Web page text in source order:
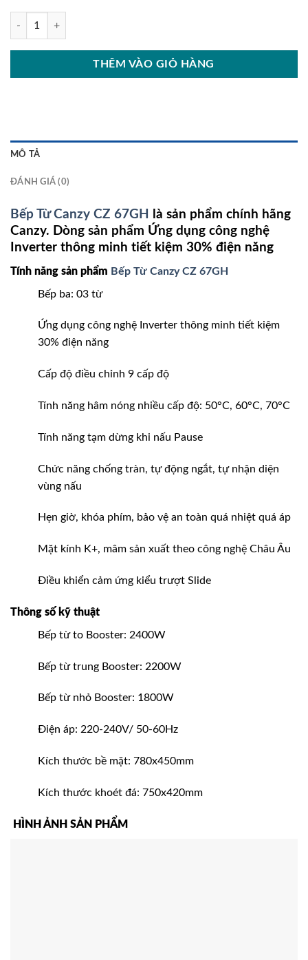
Bếp Từ Canzy CZ 67GH số lượng
THÊM VÀO GIỎ HÀNG
MÔ TẢ
ĐÁNH GIÁ (0)
Bếp Từ Canzy CZ 67GH
là sản phẩm chính hãng
Canzy. Dòng sản phẩm Ứng dụng công nghệ
Inverter thông minh tiết kiệm 30% điện năng
Tính năng sản phẩm Bếp Từ Canzy CZ 67GH
Bếp ba: 03 từ
Ứng dụng công nghệ Inverter thông minh tiết kiệm
30% điện năng
Cấp độ điều chỉnh 9 cấp độ
Tính năng hâm nóng nhiều cấp độ: 50°C, 60°C, 70°C
Tính năng tạm dừng khi nấu Pause
Chức năng chống tràn, tự động ngắt, tự nhận diện
vùng nấu
Hẹn giờ, khóa phím, bảo vệ an toàn quá nhiệt quá áp
Mặt kính K+, mâm sản xuất theo công nghệ Châu Âu
Điều khiển cảm ứng kiểu trượt Slide
Thông số kỹ thuật
Bếp từ to Booster: 2400W
Bếp từ trung Booster: 2200W
Bếp từ nhỏ Booster: 1800W
Điện áp: 220-240V/ 50-60Hz
Kích thước bề mặt: 780x450mm
Kích thước khoét đá: 750x420mm
HÌNH ẢNH SẢN PHẨM